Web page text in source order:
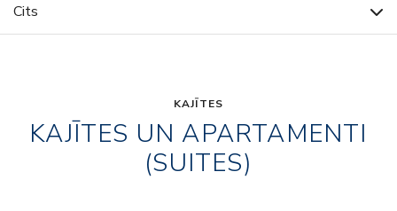
Cits
KAJĪTES
KAJĪTES UN APARTAMENTI
(SUITES)